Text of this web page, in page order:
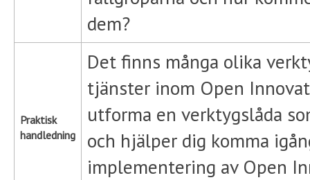
dem?
Praktisk
handledning
Det finns många olika
tjänster inom Open
utforma en verktygslåda
och hjälper dig komma
implementering av Open